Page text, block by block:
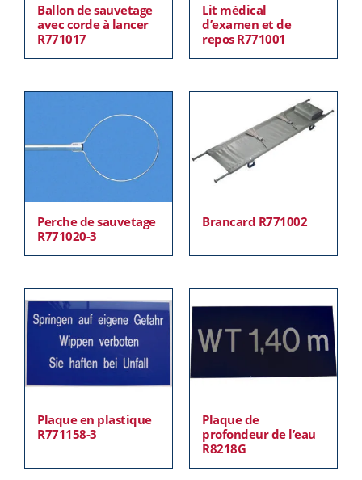
Ballon de sauvetage
avec corde à lancer
R771017
Lit médical
d’examen et de
repos R771001
Perche de sauvetage
R771020-3
Brancard R771002
Plaque en plastique
R771158-3
Plaque de
profondeur de l’eau
R8218G